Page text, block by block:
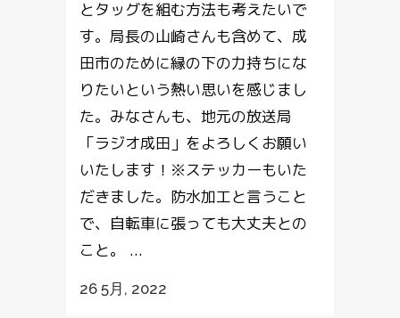
とタッグを組む方法も考えたいで
す。局長の山崎さんも含めて、成
田市のために縁の下の力持ちにな
りたいという熱い思いを感じまし
た。みなさんも、地元の放送局
「ラジオ成田」をよろしくお願い
いたします！※ステッカーもいた
だきました。防水加工と言うこと
で、自転車に張っても大丈夫との
こと。 ...
26 5月, 2022